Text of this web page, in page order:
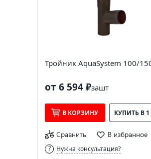
Тройник AquaSystem 100/
от 6 594 ₽зашт
В КОРЗИНУ КУПИТЬ В
Сравнить В избранное
Нужна консультация?